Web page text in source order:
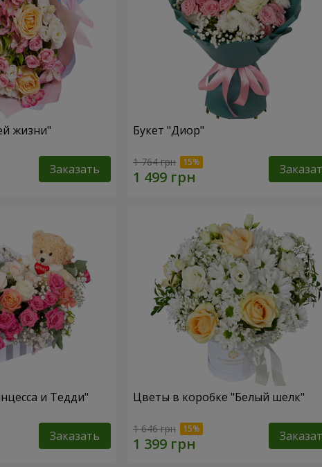
жизни"
Заказать
Букет "Диор"
1 764 грн
и Тедди"
Заказать
Цветы в коробке "Белый шелк"
1 646 грн